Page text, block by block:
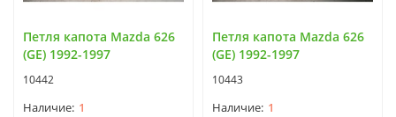
Петля капота Mazda 626
(GE) 1992-1997
10442
1
Петля капота Mazda 626
(GE) 1992-1997
10443
1